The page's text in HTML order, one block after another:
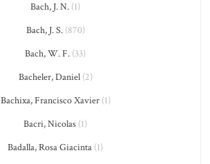
Bach, J. N. (1)
Bach, J. S.(870)
Bach, W. F. (33)
Bacheler, Daniel(2)
Bachixa, Francisco Xavier(1)
Bacri, Nicolas (1)
Badalla, Rosa Giacinta (1)